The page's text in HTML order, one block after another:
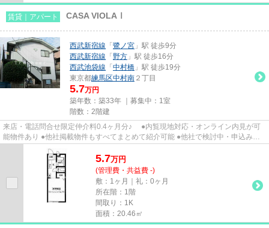
賃貸｜アパート CASA VIOLAⅠ
西武新宿線 「 鷺ノ宮 」駅 徒歩9分
西武新宿線 「 野方 」駅 徒歩16分
西武池袋線 「 中村橋 」駅 徒歩19分
東京都練馬区中村南 ２丁目
5.7万円
築年数：築33年 ｜募集中： 1室
階数：2階建
来店・電話問合せ限定仲介料0.4ヶ月分♪ ●内覧現地対応・オンライン内見が可
能物件あり ●他社掲載物件もすべてまとめて紹介可能 ●他社で検討中・申込み済
みのお客様、初期費用がさら...
5.7万円
(管理費・共益費 -)
敷：1ヶ月｜礼：0ヶ月
所在階：1階
間取り：1K
面積：20.46㎡